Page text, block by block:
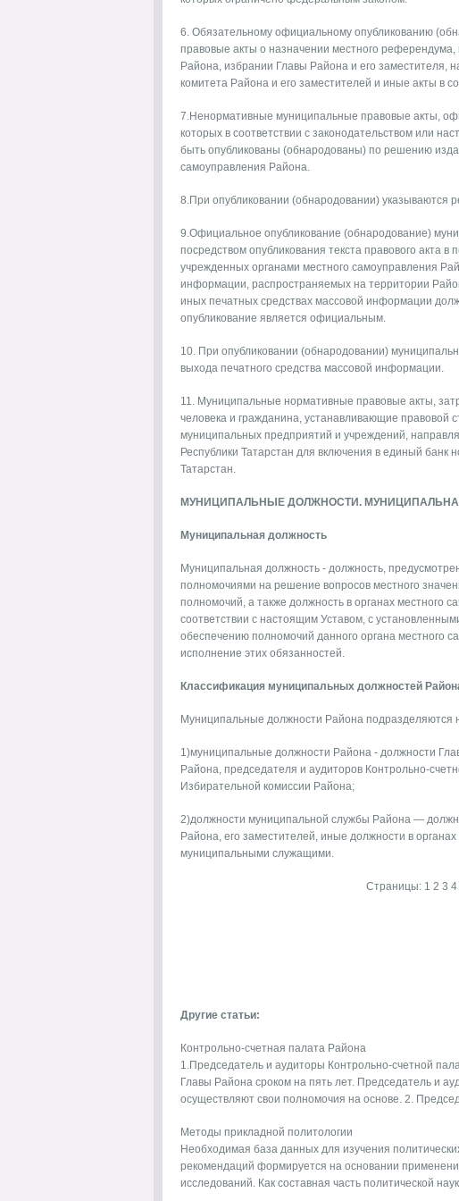
6. Обязательному официальному опубликованию
правовые акты о назначении местного
Района, избрании Главы Района и его заместителя,
комитета Района и его заместителей и иные акты в
7.Ненормативные муниципальные правовые акты,
которых в соответствии с законодательством или
быть опубликованы (обнародованы) по решению
самоуправления Района.
8.При опубликовании (обнародовании) указываются
9.Официальное опубликование (обнародование)
посредством опубликования текста правового акта
учрежденных органами местного самоуправления
информации, распространяемых на территории
иных печатных средствах массовой информации
опубликование является официальным.
10. При опубликовании (обнародовании)
выхода печатного средства массовой информации.
11. Муниципальные нормативные правовые акты,
человека и гражданина, устанавливающие правовой
муниципальных предприятий и учреждений,
Республики Татарстан для включения в единый банк
Татарстан.
МУНИЦИПАЛЬНЫЕ ДОЛЖНОСТИ.
Муниципальная должность
Муниципальная должность - должность,
полномочиями на решение вопросов местного
полномочий, а также должность в органах местного
соответствии с настоящим Уставом, с
обеспечению полномочий данного органа местного
исполнение этих обязанностей.
Классификация муниципальных должностей
Муниципальные должности Района подразделяются
1)муниципальные должности Района - должности
Района, председателя и аудиторов Контрольно-
Избирательной комиссии Района;
2)должности муниципальной службы Района —
Района, его заместителей, иные должности в
муниципальными служащими.
Страницы: 1 2 3 4
Другие статьи:
Контрольно-счетная палата Района
1.Председатель и аудиторы Контрольно-счетной
Главы Района сроком на пять лет. Председатель и
осуществляют свои полномочия на основе. 2.
Методы прикладной политологии
Необходимая база данных для изучения
рекомендаций формируется на основании
исследований. Как составная часть политической